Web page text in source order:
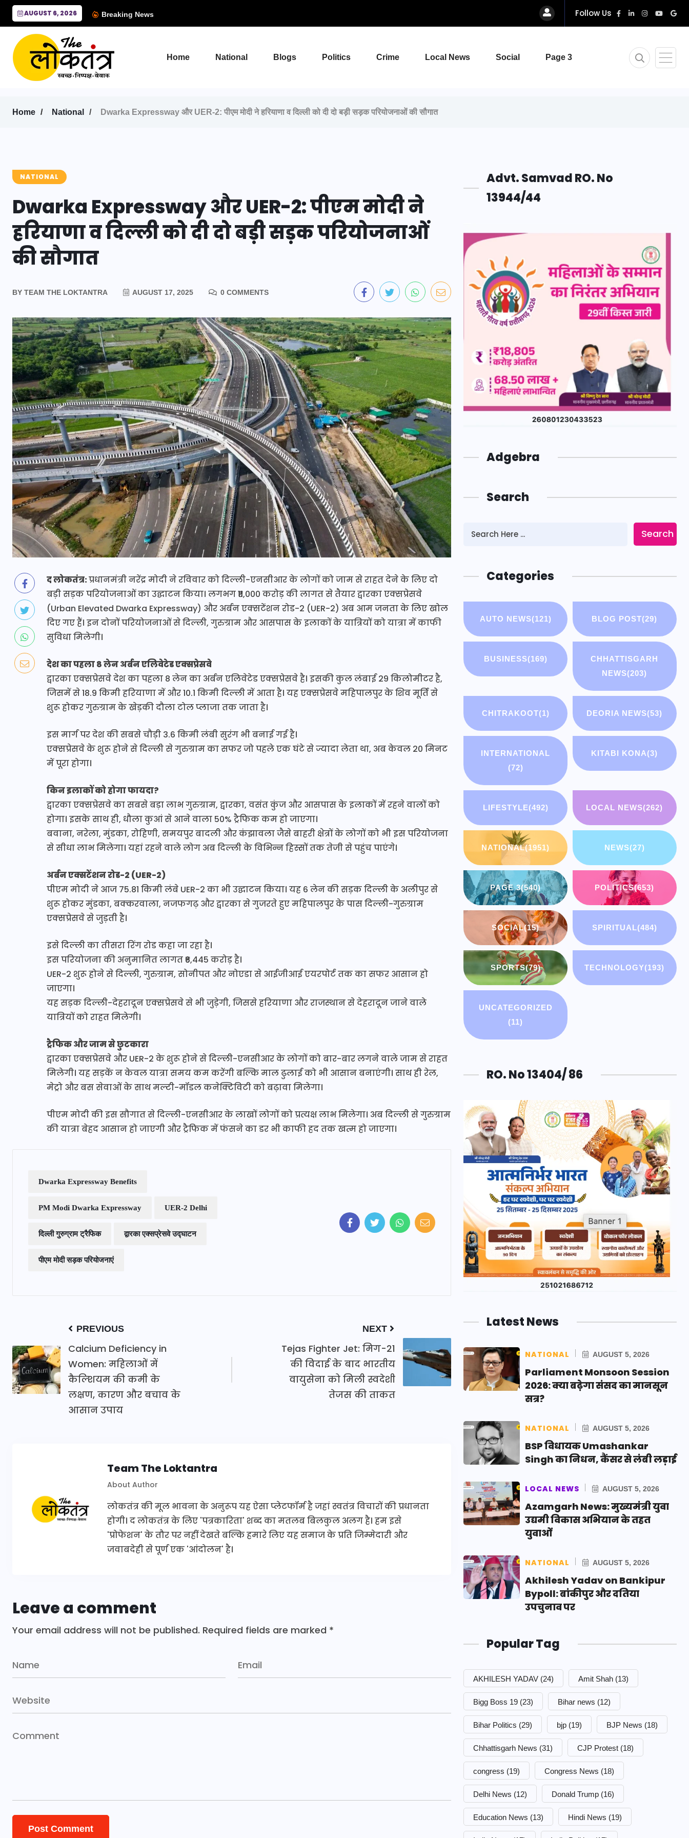
AUGUST 6, 2026 Breaking News Follow Us
Home National Blogs Politics Crime Local News Social Page 3
Home National Dwarka Expressway और UER-2: पीएम मोदी ने हरियाणा व दिल्ली को दी दो बड़ी सड़क परियोजनाओं की सौगात
NATIONAL
Dwarka Expressway और UER-2: पीएम मोदी ने
हरियाणा व दिल्ली को दी दो बड़ी सड़क परियोजनाओं
की सौगात
BY TEAM THE LOKTANTRA AUGUST 17, 2025 0 COMMENTS
द लोकतंत्र:प्रधानमंत्री नरेंद्र मोदी ने रविवार को दिल्ली-एनसीआर के लोगों को जाम से राहत देने के लिए दो
बड़ी सड़क परियोजनाओं का उद्घाटन किया। लगभग ₹11,000 करोड़ की लागत से तैयार द्वारका एक्सप्रेसवे
(Urban Elevated Dwarka Expressway) और अर्बन एक्सटेंशन रोड-2 (UER-2) अब आम जनता के लिए खोल
दिए गए हैं। इन दोनों परियोजनाओं से दिल्ली, गुरुग्राम और आसपास के इलाकों के यात्रियों को यात्रा में काफी
सुविधा मिलेगी।
देश का पहला 8 लेन अर्बन एलिवेटेड एक्सप्रेसवे
द्वारका एक्सप्रेसवे देश का पहला 8 लेन का अर्बन एलिवेटेड एक्सप्रेसवे है। इसकी कुल लंबाई 29 किलोमीटर है,
जिसमें से 18.9 किमी हरियाणा में और 10.1 किमी दिल्ली में आता है। यह एक्सप्रेसवे महिपालपुर के शिव मूर्ति से
शुरू होकर गुरुग्राम के खेड़की दौला टोल प्लाजा तक जाता है।
इस मार्ग पर देश की सबसे चौड़ी 3.6 किमी लंबी सुरंग भी बनाई गई है।
एक्सप्रेसवे के शुरू होने से दिल्ली से गुरुग्राम का सफर जो पहले एक घंटे से ज्यादा लेता था, अब केवल 20 मिनट
में पूरा होगा।
किन इलाकों को होगा फायदा?
द्वारका एक्सप्रेसवे का सबसे बड़ा लाभ गुरुग्राम, द्वारका, वसंत कुंज और आसपास के इलाकों में रहने वालों को
होगा। इसके साथ ही, धौला कुआं से आने वाला 50% ट्रैफिक कम हो जाएगा।
बवाना, नरेला, मुंडका, रोहिणी, समयपुर बादली और कंझावला जैसे बाहरी क्षेत्रों के लोगों को भी इस परियोजना
से सीधा लाभ मिलेगा। यहां रहने वाले लोग अब दिल्ली के विभिन्न हिस्सों तक तेजी से पहुंच पाएंगे।
अर्बन एक्सटेंशन रोड-2 (UER-2)
पीएम मोदी ने आज 75.81 किमी लंबे UER-2 का भी उद्घाटन किया। यह 6 लेन की सड़क दिल्ली के अलीपुर से
शुरू होकर मुंडका, बक्करवाला, नजफगढ़ और द्वारका से गुजरते हुए महिपालपुर के पास दिल्ली-गुरुग्राम
एक्सप्रेसवे से जुड़ती है।
इसे दिल्ली का तीसरा रिंग रोड कहा जा रहा है।
इस परियोजना की अनुमानित लागत ₹6,445 करोड़ है।
UER-2 शुरू होने से दिल्ली, गुरुग्राम, सोनीपत और नोएडा से आईजीआई एयरपोर्ट तक का सफर आसान हो
जाएगा।
यह सड़क दिल्ली-देहरादून एक्सप्रेसवे से भी जुड़ेगी, जिससे हरियाणा और राजस्थान से देहरादून जाने वाले
यात्रियों को राहत मिलेगी।
ट्रैफिक और जाम से छुटकारा
द्वारका एक्सप्रेसवे और UER-2 के शुरू होने से दिल्ली-एनसीआर के लोगों को बार-बार लगने वाले जाम से राहत
मिलेगी। यह सड़कें न केवल यात्रा समय कम करेंगी बल्कि माल ढुलाई को भी आसान बनाएंगी। साथ ही रेल,
मेट्रो और बस सेवाओं के साथ मल्टी-मॉडल कनेक्टिविटी को बढ़ावा मिलेगा।
पीएम मोदी की इस सौगात से दिल्ली-एनसीआर के लाखों लोगों को प्रत्यक्ष लाभ मिलेगा। अब दिल्ली से गुरुग्राम
की यात्रा बेहद आसान हो जाएगी और ट्रैफिक में फंसने का डर भी काफी हद तक खत्म हो जाएगा।
Dwarka Expressway Benefits
PM Modi Dwarka Expressway UER-2 Delhi
दिल्ली गुरुग्राम ट्रैफिक द्वारका एक्सप्रेसवे उद्घाटन
पीएम मोदी सड़क परियोजनाएं
PREVIOUS
Calcium Deficiency in
Women: महिलाओं में
कैल्शियम की कमी के
लक्षण, कारण और बचाव के
आसान उपाय
NEXT
Tejas Fighter Jet: मिग-21
की विदाई के बाद भारतीय
वायुसेना को मिली स्वदेशी
तेजस की ताकत
Team The Loktantra
About Author
लोकतंत्र की मूल भावना के अनुरूप यह ऐसा प्लेटफॉर्म है जहां स्वतंत्र विचारों की प्रधानता
होगी। द लोकतंत्र के लिए 'पत्रकारिता' शब्द का मतलब बिलकुल अलग है। हम इसे
'प्रोफेशन' के तौर पर नहीं देखते बल्कि हमारे लिए यह समाज के प्रति जिम्मेदारी और
जवाबदेही से पूर्ण एक 'आंदोलन' है।
Leave a comment
Your email address will not be published. Required fields are marked *
Advt. Samvad RO. No
13944/44
Adgebra
Search
Search
Categories
AUTO NEWS(121) BLOG POST(29)
BUSINESS(169)
CHHATTISGARH
NEWS(203)
CHITRAKOOT(1) DEORIA NEWS(53)
INTERNATIONAL
(72)
KITABI KONA(3)
LIFESTYLE(492) LOCAL NEWS(262)
NATIONAL(1951) NEWS(27)
PAGE 3(540) POLITICS(653)
SOCIAL(15) SPIRITUAL(484)
SPORTS(79) TECHNOLOGY(193)
UNCATEGORIZED
(11)
RO. No 13404/ 86
Latest News
NATIONAL AUGUST 5, 2026
Parliament Monsoon Session
2026: क्या बढ़ेगा संसद का मानसून
सत्र?
NATIONAL AUGUST 5, 2026
BSP विधायक Umashankar
Singh का निधन, कैंसर से लंबी लड़ाई
LOCAL NEWS AUGUST 5, 2026
Azamgarh News: मुख्यमंत्री युवा
उद्यमी विकास अभियान के तहत
युवाओं
NATIONAL AUGUST 5, 2026
Akhilesh Yadav on Bankipur
Bypoll: बांकीपुर और दतिया
उपचुनाव पर
Popular Tag
AKHILESH YADAV (24) Amit Shah (13)
Bigg Boss 19 (23) Bihar news (12)
Bihar Politics (29) bjp (19) BJP News (18)
Chhattisgarh News (31) CJP Protest (18)
congress (19) Congress News (18)
Delhi News (12) Donald Trump (16)
Education News (13) Hindi News (19)